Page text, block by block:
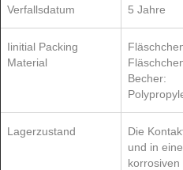
Verfallsdatum 5 Jahre
Iinitial Packing
Material
Becher:
Lagerzustand
Die
und in
korrosiven